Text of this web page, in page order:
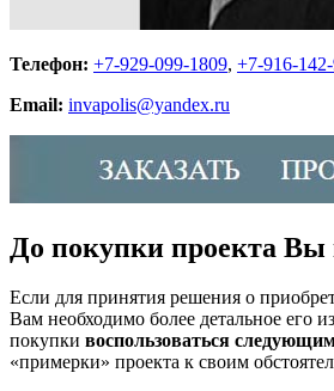
Телефон: +7-929-099-1809, +7-916-
Email: invapolis@yandex.ru
До покупки проекта Вы
Если для принятия решения о
Вам необходимо более детальное его
покупки воспользоваться
«примерки» проекта к своим